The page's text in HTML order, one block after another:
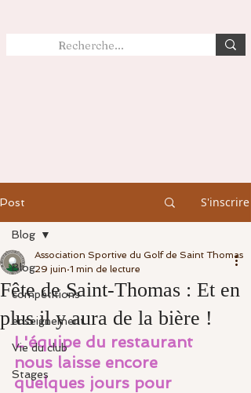
Post S'inscrire
Blog
compétitions
enseignement
Vie du club
Stages
Blog
Fête de Saint-Thomas : Et en
plus il y aura de la bière !
Association Sportive du Golf de Saint Thomas
29 juin 1 min de lecture
L'équipe du restaurant
nous laisse encore
quelques jours pour